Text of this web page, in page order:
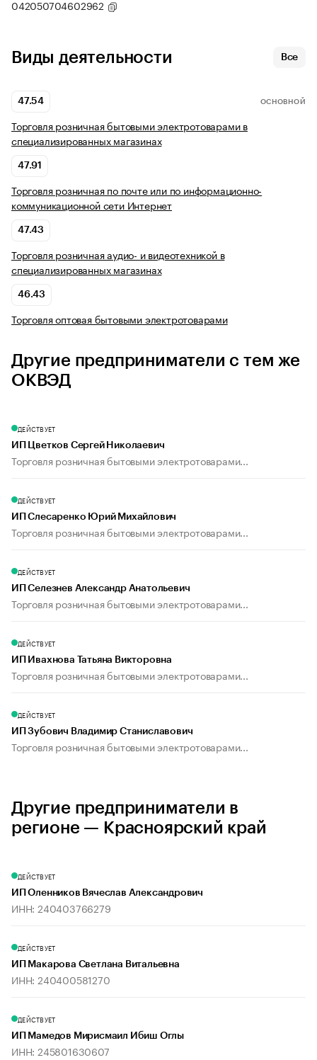
042050704602962
Виды деятельности Все
47.54 ОСНОВНОЙ
Торговля розничная бытовыми электротоварами в
специализированных магазинах
47.91
Торговля розничная по почте или по информационно-
коммуникационной сети Интернет
47.43
Торговля розничная аудио- и видеотехникой в
специализированных магазинах
46.43
Торговля оптовая бытовыми электротоварами
Другие предприниматели с тем же
ОКВЭД
ДЕЙСТВУЕТ
ИП Цветков Сергей Николаевич
Торговля розничная бытовыми электротоварами...
ДЕЙСТВУЕТ
ИП Слесаренко Юрий Михайлович
Торговля розничная бытовыми электротоварами...
ДЕЙСТВУЕТ
ИП Селезнев Александр Анатольевич
Торговля розничная бытовыми электротоварами...
ДЕЙСТВУЕТ
ИП Ивахнова Татьяна Викторовна
Торговля розничная бытовыми электротоварами...
ДЕЙСТВУЕТ
ИП Зубович Владимир Станиславович
Торговля розничная бытовыми электротоварами...
Другие предприниматели в
регионе — Красноярский край
ДЕЙСТВУЕТ
ИП Оленников Вячеслав Александрович
ИНН: 240403766279
ДЕЙСТВУЕТ
ИП Макарова Светлана Витальевна
ИНН: 240400581270
ДЕЙСТВУЕТ
ИП Мамедов Мирисмаил Ибиш Оглы
ИНН: 245801630607